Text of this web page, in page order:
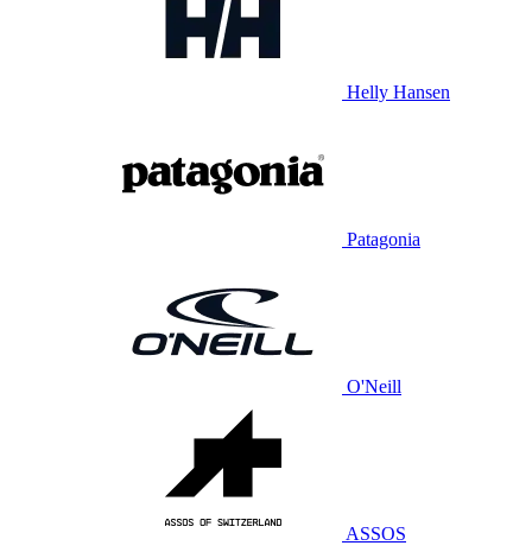
Helly Hansen
Patagonia
O'Neill
ASSOS